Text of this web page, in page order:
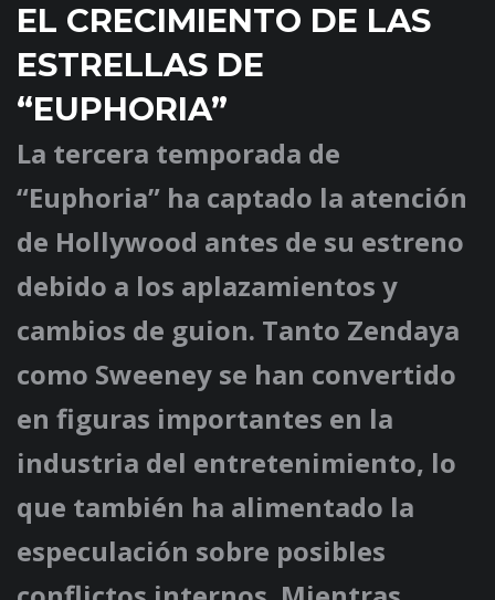
EL CRECIMIENTO DE LAS
ESTRELLAS DE
“EUPHORIA”
La tercera temporada de
“Euphoria” ha captado la atención
de Hollywood antes de su estreno
debido a los aplazamientos y
cambios de guion. Tanto Zendaya
como Sweeney se han convertido
en figuras importantes en la
industria del entretenimiento, lo
que también ha alimentado la
especulación sobre posibles